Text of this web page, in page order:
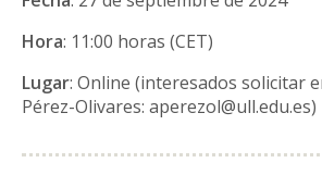
Hora: 11:00 horas (CET)
Lugar: Online (interesados solicitar
Pérez-Olivares: aperezol@ull.edu.es)